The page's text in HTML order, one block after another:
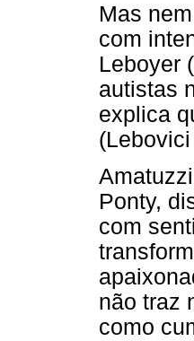
Mas
com
Leboyer
autistas
explica
Ponty,
com
não traz
como